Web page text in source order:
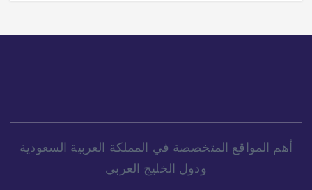
أهم المواقع المتخصصة في المملكة العربية السعودية
ودول الخليج العربي